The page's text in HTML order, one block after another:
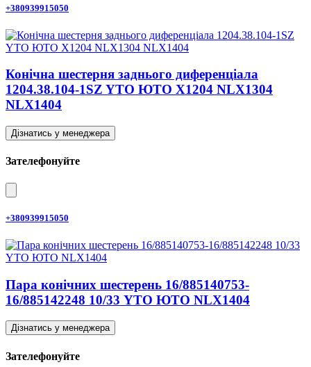
+380939915050
Конічна шестерня заднього диференціала
1204.38.104-1SZ YTO ЮТО X1204 NLX1304
NLX1404
Дізнатись у менеджера
Зателефонуйте
+380939915050
Пара конічних шестерень 16/885140753-
16/885142248 10/33 YTO ЮТО NLX1404
Дізнатись у менеджера
Зателефонуйте